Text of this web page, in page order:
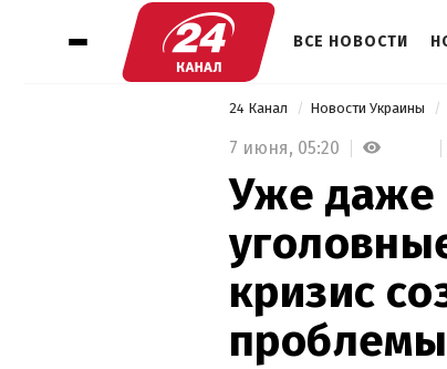
ВСЕ НОВОСТИ
24 Канал Новости Украины
7 июня, 05:20
Уже даже
кризис